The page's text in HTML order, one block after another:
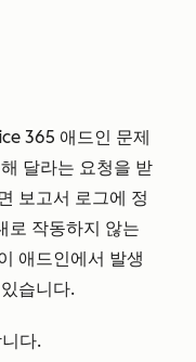
365 애드인 문제
달라는 요청을 받
보고서 로그에 정
로 작동하지 않는
애드인에서 발생
습니다.
다.